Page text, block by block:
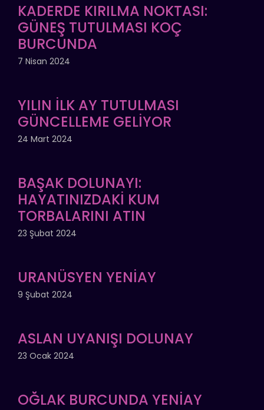
KADERDE KIRILMA NOKTASI:
GÜNEŞ TUTULMASI KOÇ
BURCUNDA
7 Nisan 2024
YILIN İLK AY TUTULMASI
GÜNCELLEME GELİYOR
24 Mart 2024
BAŞAK DOLUNAYI:
HAYATINIZDAKİ KUM
TORBALARINI ATIN
23 Şubat 2024
URANÜSYEN YENİAY
9 Şubat 2024
ASLAN UYANIŞI DOLUNAY
23 Ocak 2024
OĞLAK BURCUNDA YENİAY